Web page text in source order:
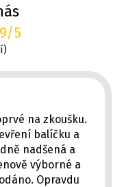
5
na zkoušku.
balíčku a
nadšená a
výborné a
Opravdu